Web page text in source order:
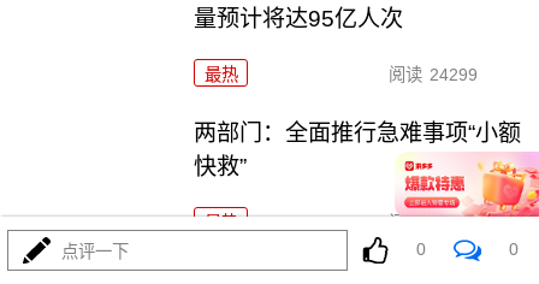
量预计将达95亿人次
最热 阅读 24299
两部门：全面推行急难事项“小额
快救”
最热 阅读 21090
点评一下 0 0